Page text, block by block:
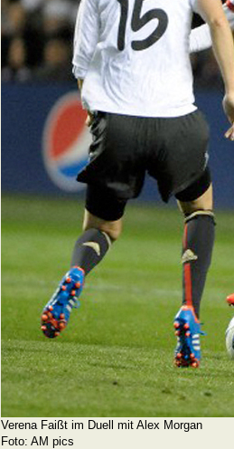
Verena Faißt im Duell mit Alex Morgan
Foto: AM pics